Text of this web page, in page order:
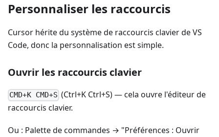
Personnaliser les raccourcis
Cursor hérite du système de raccourcis clavier de VS
Code, donc la personnalisation est simple.
Ouvrir les raccourcis clavier
CMD+K CMD+S (Ctrl+K Ctrl+S) — cela ouvre l'éditeur de
raccourcis clavier.
Ou : Palette de commandes → "Préférences : Ouvrir